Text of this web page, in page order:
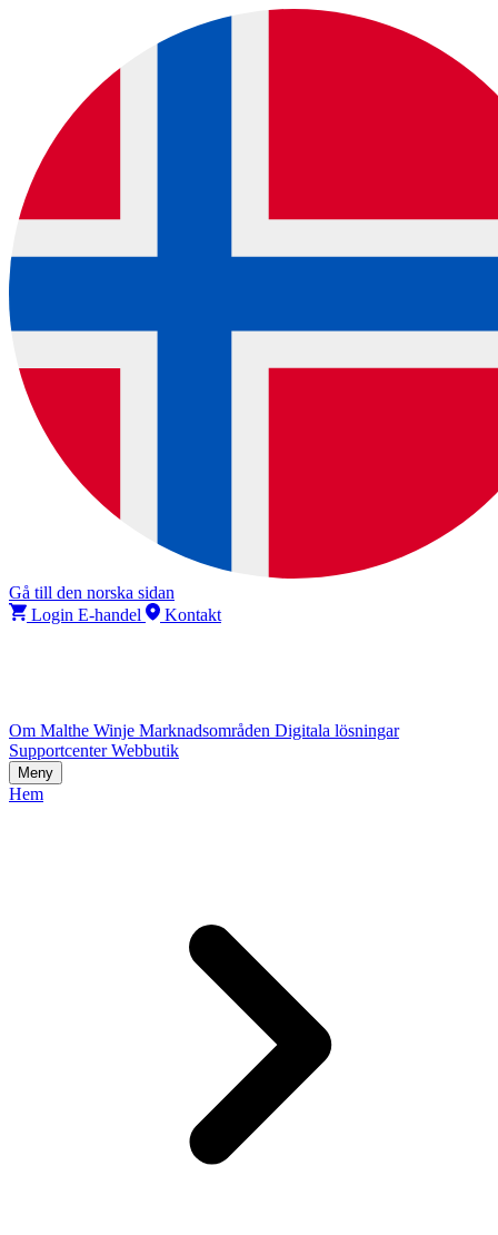
Gå till den norska sidan
Login E-handel
Kontakt
Om Malthe Winje Marknadsområden Digitala lösningar
SupportcenterWebbutik
Meny
Hem